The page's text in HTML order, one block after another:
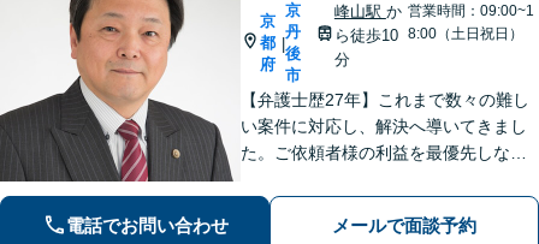
京
都
府
|
京
丹
後
市
峰山駅 か
ら徒歩10
分
営業時間：09:00~1
8:00（土日祝日）
【弁護士歴27年】これまで数々の難し
い案件に対応し、解決へ導いてきまし
た。ご依頼者様の利益を最優先しなが
う、柔軟かつ粘り強い姿勢で問題解決
に取り組みます。【峰山駅から徒歩圏
電話でお問い合わせ メールで面談予約